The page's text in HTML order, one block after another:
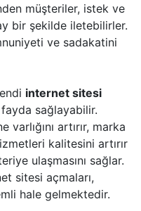
müşteriler, istek ve
bir şekilde iletebilirler.
ve sadakatini
internet sitesi
sağlayabilir.
artırır, marka
kalitesini artırır
ulaşmasını sağlar.
sitesi açmaları,
hale gelmektedir.